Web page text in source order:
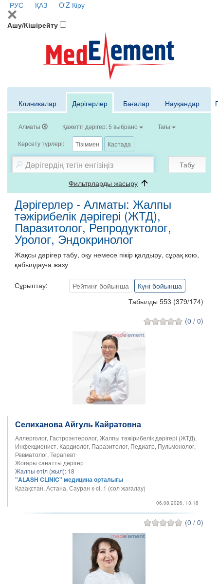
РУС ҚАЗ O'Z Кіру
Ашу/Кішірейту
Клиникалар Дәрігерлер Бағалар Науқандар
Алматы Қажетті дәрігер: 5 выбрано Тағы
Көрсету түрлері: Тізіммен Картада
Табу
Фильтрларды жасыру
Дәрігерлер - Алматы: Жалпы
тәжірибелік дәрігері (ЖТД),
Паразитолог, Репродуктолог,
Уролог, Эндокринолог
Жақсы дәрігер табу, оқу немесе пікір қалдыру, сұрақ кою,
қабылдауға жазу
Сұрыптау: Рейтинг бойынша
Күні бойынша
Табылды 553 (379/174)
(0 / 0)
Селиханова Айгуль Кайратовна
Аллерголог, Гастроэнтеролог, Жалпы тәжірибелік дәрігері (ЖТД),
Инфекционист, Кардиолог, Паразитолог, Педиатр, Пульмонолог,
Ревматолог, Терапевт
Жоғары санатты дәрігер
Жалпы өтіл (жыл): 18
"ALASH CLINIC" медицина орталығы
Қазақстан, Астана, Сауран к-ci, 1 (сол жағалау)
06.08.2026, 13:18
(0 / 0)